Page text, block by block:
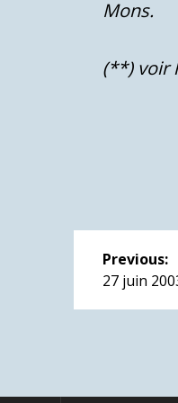
Mons.
(**) voir
de
Previous:
Previous
27 juin